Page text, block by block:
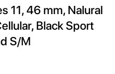
11, 46 mm, Nalural
Black Sport
S/M